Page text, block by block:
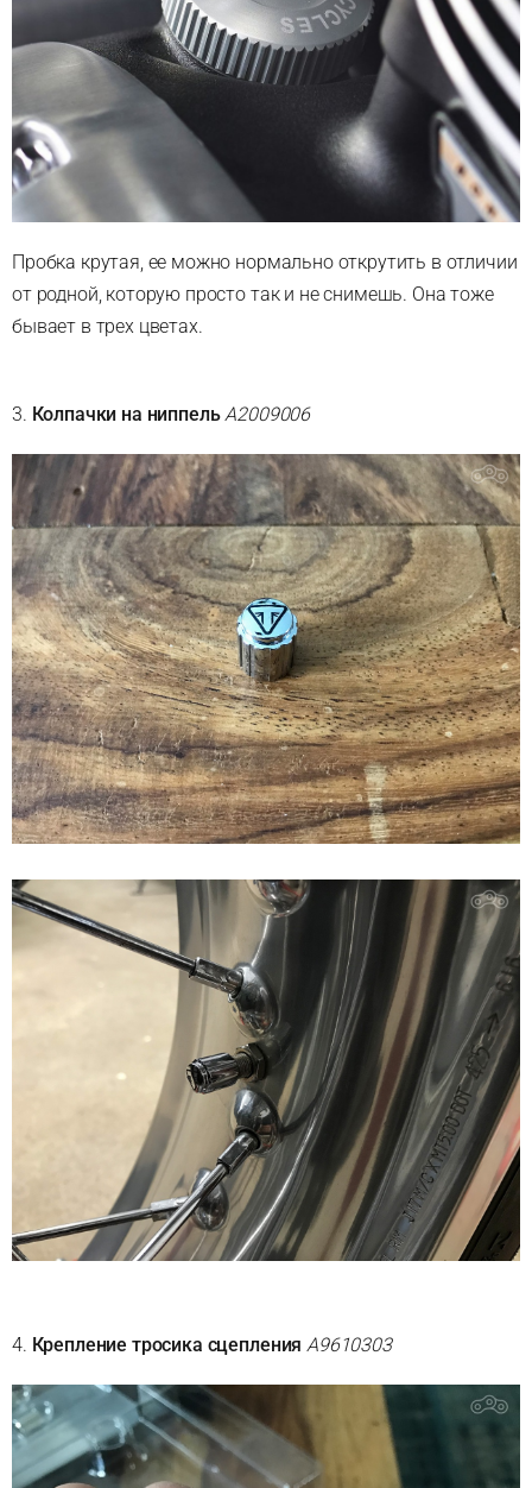
Пробка крутая, ее можно нормально открутить в отличии
от родной, которую просто так и не снимешь. Она тоже
бывает в трех цветах.
3. Колпачки на ниппель A2009006
4. Крепление тросика сцепления A9610303